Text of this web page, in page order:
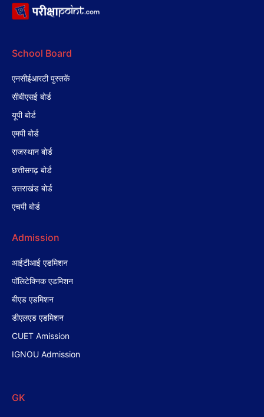
School Board
एनसीईआरटी पुस्तकें
सीबीएसई बोर्ड
यूपी बोर्ड
एमपी बोर्ड
राजस्थान बोर्ड
छत्तीसगढ़ बोर्ड
उत्तराखंड बोर्ड
एचपी बोर्ड
Admission
आईटीआई एडमिशन
पॉलिटेक्निक एडमिशन
बीएड एडमिशन
डीएलएड एडमिशन
CUET Amission
IGNOU Admission
GK